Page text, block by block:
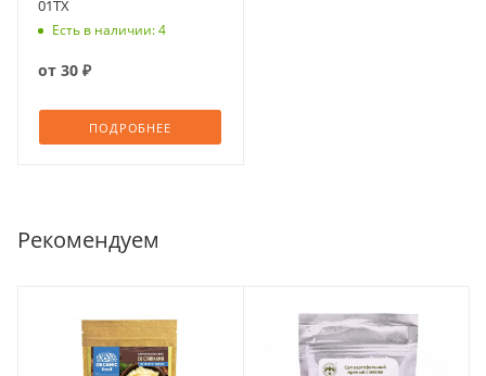
01ТХ
Есть в наличии: 4
от 30 ₽
ПОДРОБНЕЕ
Рекомендуем